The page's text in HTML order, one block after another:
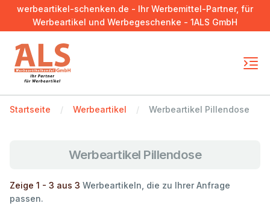
werbeartikel-schenken.de - Ihr Werbemittel-Partner, für
Werbeartikel und Werbegeschenke - 1ALS GmbH
Startseite Werbeartikel Werbeartikel Pillendose
Werbeartikel Pillendose
Zeige 1 - 3 aus 3 Werbeartikeln, die zu Ihrer Anfrage
passen.